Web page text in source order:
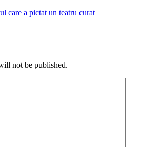
care a pictat un teatru curat
not be published.